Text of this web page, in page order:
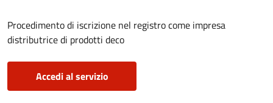
Procedimento di iscrizione nel registro come impresa
distributrice di prodotti deco
Accedi al servizio